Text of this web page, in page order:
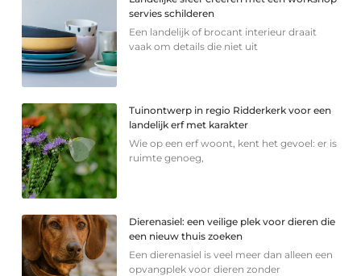
servies schilderen
Een landelijk of brocant interieur draait
vaak om details die niet uit
Tuinontwerp in regio Ridderkerk voor een
landelijk erf met karakter
Wie op een erf woont, kent het gevoel: er is
ruimte genoeg,
Dierenasiel: een veilige plek voor dieren die
een nieuw thuis zoeken
Een dierenasiel is veel meer dan alleen een
opvangplek voor dieren zonder